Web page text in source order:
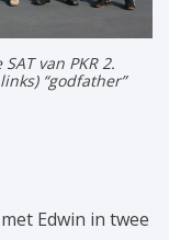
van PKR 2.
“godfather”
Edwin in twee